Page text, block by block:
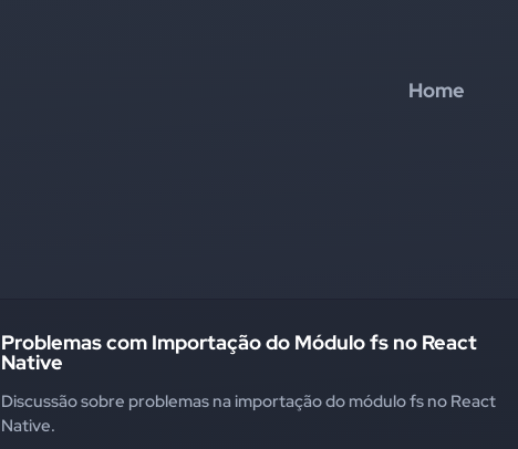
Home
Problemas com Importação do Módulo fs no React
Native
Discussão sobre problemas na importação do módulo fs no React
Native.